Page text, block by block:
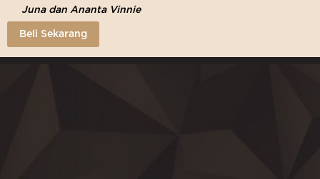
Juna dan Ananta Vinnie
Beli Sekarang